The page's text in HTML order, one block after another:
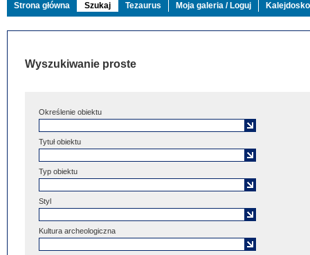
Strona główna Szukaj Tezaurus Moja galeria / Loguj
Wyszukiwanie proste
Określenie obiektu
Tytuł obiektu
Typ obiektu
Styl
Kultura archeologiczna